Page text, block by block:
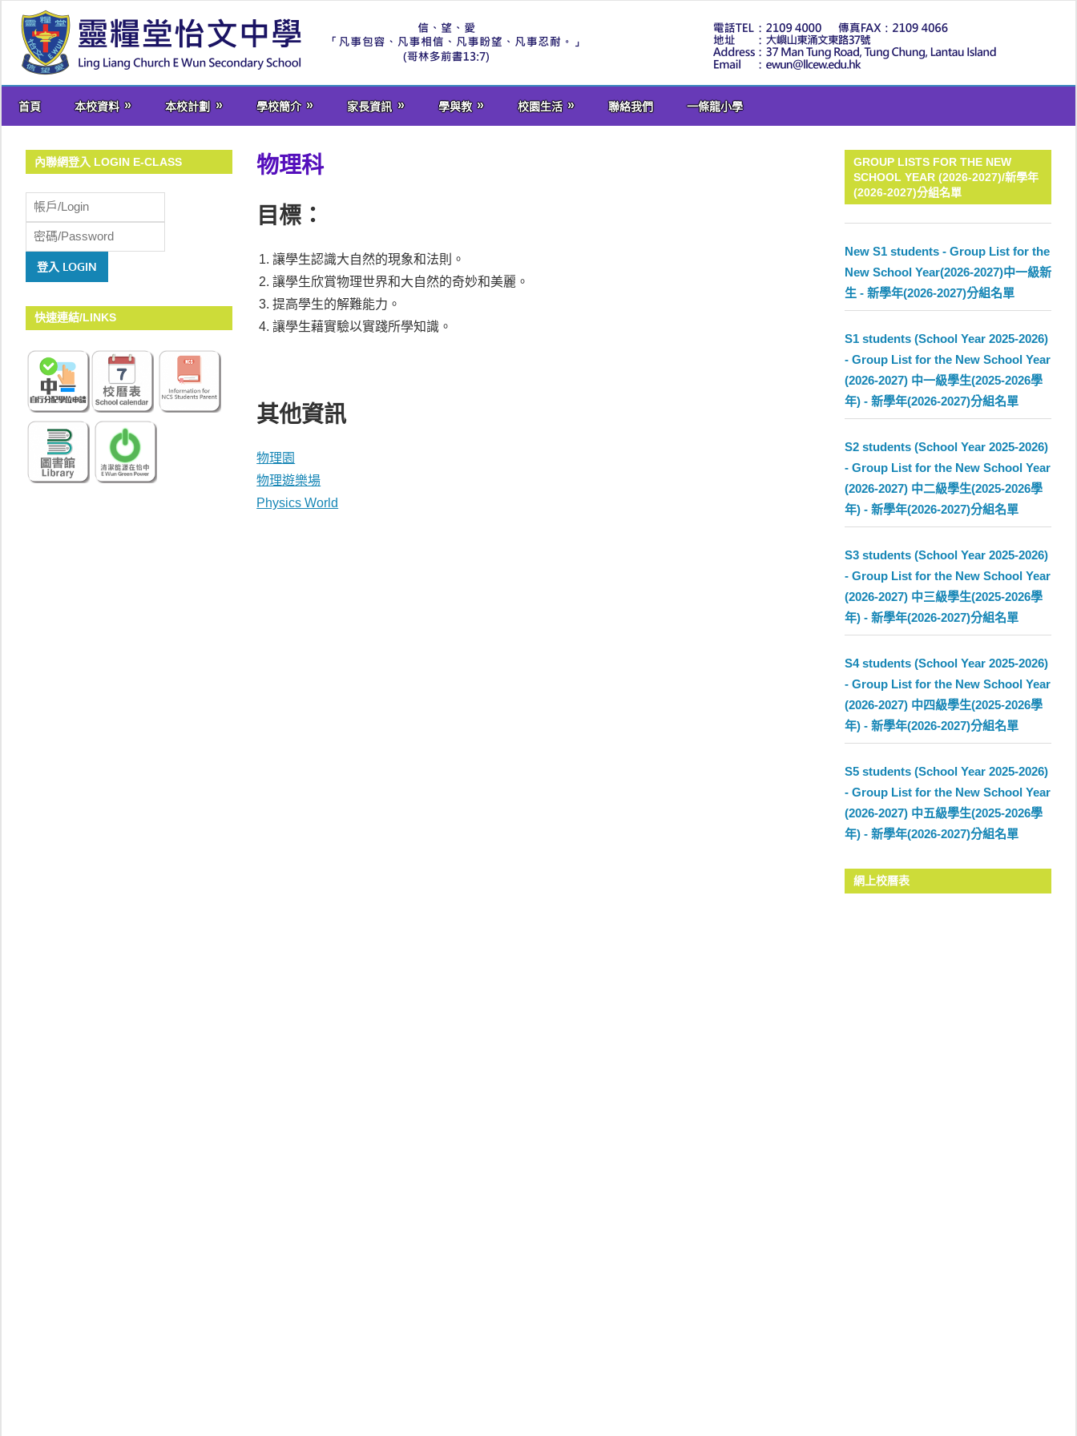
content
welcome
Secondary
School
首頁 本校資料 本校計劃 學校簡介 家長資訊 學與教 校園生活 聯絡我們 一條龍小學
物理科
目標：
讓學生認識大自然的現象和法則。
讓學生欣賞物理世界和大自然的奇妙和美麗。
提高學生的解難能力。
讓學生藉實驗以實踐所學知識。
其他資訊
物理園
物理遊樂場
Physics World
內聯網登入 LOGIN E-CLASS
快速連結/LINKS
GROUP LISTS FOR THE NEW
SCHOOL YEAR (2026-2027)/新學年
(2026-2027)分組名單
New S1 students - Group List for the
New School Year(2026-2027)中一級新
生 - 新學年(2026-2027)分組名單
S1 students (School Year 2025-2026)
- Group List for the New School Year
(2026-2027) 中一級學生(2025-2026學
年) - 新學年(2026-2027)分組名單
S2 students (School Year 2025-2026)
- Group List for the New School Year
(2026-2027) 中二級學生(2025-2026學
年) - 新學年(2026-2027)分組名單
S3 students (School Year 2025-2026)
- Group List for the New School Year
(2026-2027) 中三級學生(2025-2026學
年) - 新學年(2026-2027)分組名單
S4 students (School Year 2025-2026)
- Group List for the New School Year
(2026-2027) 中四級學生(2025-2026學
年) - 新學年(2026-2027)分組名單
S5 students (School Year 2025-2026)
- Group List for the New School Year
(2026-2027) 中五級學生(2025-2026學
年) - 新學年(2026-2027)分組名單
網上校曆表